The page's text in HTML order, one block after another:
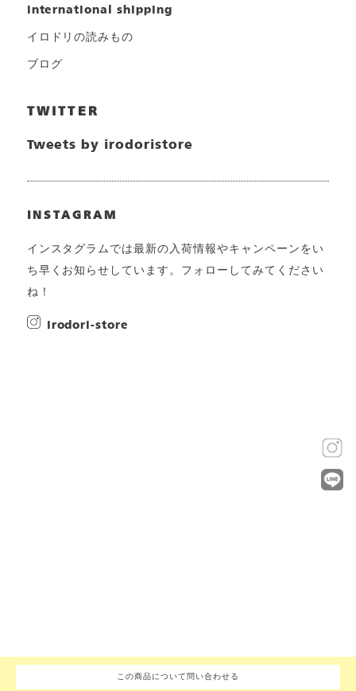
この商品について問い合わせる
international shipping
イロドリの読みもの
ブログ
TWITTER
Tweets by irodoristore
INSTAGRAM
インスタグラムでは最新の入荷情報やキャンペーンをい
ち早くお知らせしています。フォローしてみてください
ね！
irodori-store